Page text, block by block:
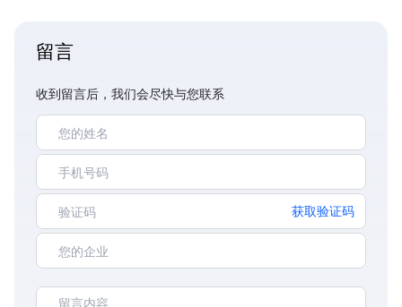
留言
收到留言后，我们会尽快与您联系
获取验证码